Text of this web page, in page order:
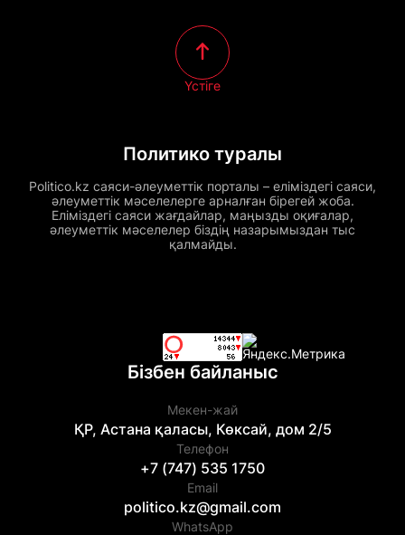
Политико туралы
Politico.kz саяси-әлеуметтік порталы – еліміздегі саяси,
әлеуметтік мәселелерге арналған бірегей жоба.
Еліміздегі саяси жағдайлар, маңызды оқиғалар,
әлеуметтік мәселелер біздің назарымыздан тыс
қалмайды.
Үстіге
Бізбен байланыс
Мекен-жай
ҚР, Астана қаласы, Көксай, дом 2/5
Телефон
+7 (747) 535 1750
Email
politico.kz@gmail.com
WhatsApp